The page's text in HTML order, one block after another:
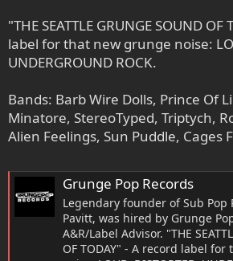
"THE SEATTLE GRUNGE SOUND
label for that new grunge noise:
UNDERGROUND ROCK.
Bands: Barb Wire Dolls, Prince Of
Minatore, StereoTyped, Triptych,
Alien Feelings, Sun Puddle, Cages
Grunge Pop Records
Legendary founder of Sub Pop
Pavitt, was hired by Grunge
A&R/Label Advisor. "THE
OF TODAY" - A record label